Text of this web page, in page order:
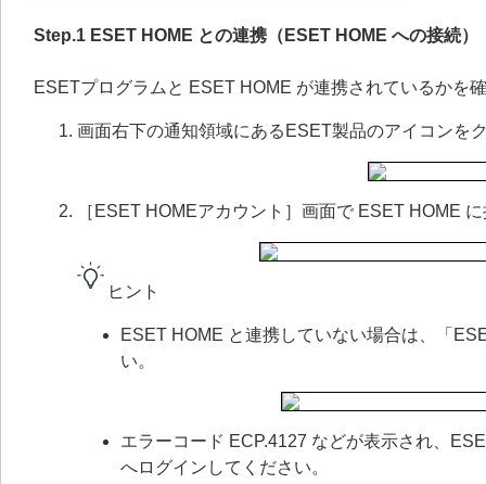
Step.1 ESET HOME との連携（ESET HOME への接続）
ESETプログラムと ESET HOME が連携されているかを
画面右下の通知領域にあるESET製品のアイコンを
［ESET HOMEアカウント］画面で ESET HOME
ヒント
ESET HOME と連携していない場合は、「
い。
エラーコード ECP.4127 などが表示され、
へログインしてください。